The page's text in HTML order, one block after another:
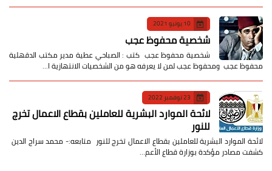
10 يونيو 2021
شخصية محفوظ عجب
شخصية محفوظ عجب كتب : الصباحي عطية مدير مكتب الدقهلية
محفوظ عجب ومحفوظ عجب لمن لا يعرفه هو من الشخصيات الانتهازية ا…
23 نوفمبر 2022
لائحة الموارد البشرية للعاملين بقطاع الاعمال تخرج
للنور
لائحة الموارد البشرية للعاملين بقطاع الاعمال تخرج للنور متابعه:- محمد سراج الدين
كشفت مصادر مؤكدة بوزارة قطاع الأعم…